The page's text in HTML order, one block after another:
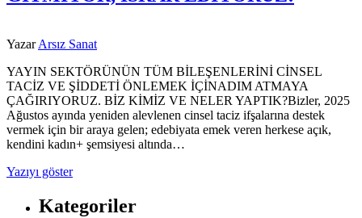
YazarArsız Sanat
YAYIN SEKTÖRÜNÜN TÜM BİLEŞENLERİNİ CİNSEL
TACİZ VE ŞİDDETİ ÖNLEMEK İÇİNADIM ATMAYA
ÇAĞIRIYORUZ. BİZ KİMİZ VE NELER YAPTIK?Bizler, 2025
Ağustos ayında yeniden alevlenen cinsel taciz ifşalarına destek
vermek için bir araya gelen; edebiyata emek veren herkese açık,
kendini kadın+ şemsiyesi altında…
Yazıyı göster
Kategoriler